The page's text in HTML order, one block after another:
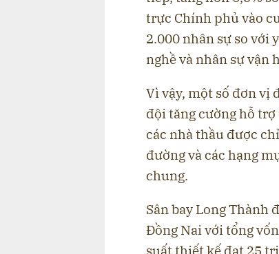
trực Chính phủ vào
2.000 nhân sự so với
nghề và nhân sự vận
Vì vậy, một số đơn vị
đội tăng cường hỗ
các nhà thầu được
đường và các hạng
chung.
Sân bay Long
Đồng Nai với tổng